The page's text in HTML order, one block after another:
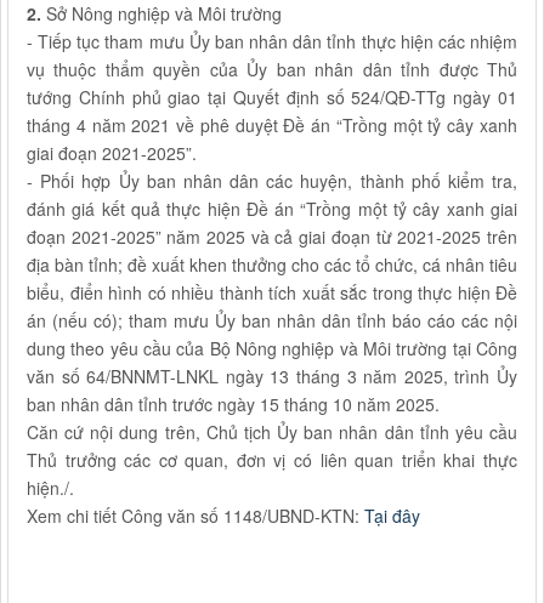
2. Sở Nông nghiệp và Môi trường
- Tiếp tục tham mưu Ủy ban nhân dân tỉnh thực hiện các nhiệm
vụ thuộc thẩm quyền của Ủy ban nhân dân tỉnh được Thủ
tướng Chính phủ giao tại Quyết định số 524/QĐ-TTg ngày 01
tháng 4 năm 2021 về phê duyệt Đề án “Trồng một tỷ cây xanh
giai đoạn 2021-2025”.
- Phối hợp Ủy ban nhân dân các huyện, thành phố kiểm tra,
đánh giá kết quả thực hiện Đề án “Trồng một tỷ cây xanh giai
đoạn 2021-2025” năm 2025 và cả giai đoạn từ 2021-2025 trên
địa bàn tỉnh; đề xuất khen thưởng cho các tổ chức, cá nhân tiêu
biểu, điển hình có nhiều thành tích xuất sắc trong thực hiện Đề
án (nếu có); tham mưu Ủy ban nhân dân tỉnh báo cáo các nội
dung theo yêu cầu của Bộ Nông nghiệp và Môi trường tại Công
văn số 64/BNNMT-LNKL ngày 13 tháng 3 năm 2025, trình Ủy
ban nhân dân tỉnh trước ngày 15 tháng 10 năm 2025.
Căn cứ nội dung trên, Chủ tịch Ủy ban nhân dân tỉnh yêu cầu
Thủ trưởng các cơ quan, đơn vị có liên quan triển khai thực
hiện./.
Xem chi tiết Công văn số 1148/UBND-KTN: Tại đây